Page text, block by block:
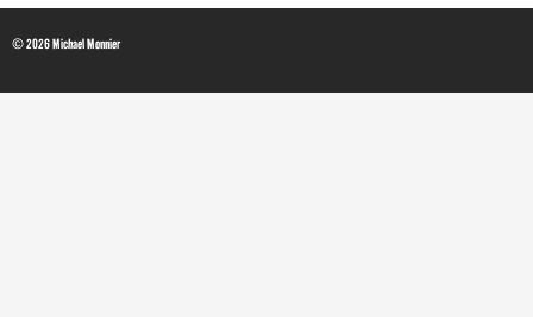
© 2026 Michael Monnier